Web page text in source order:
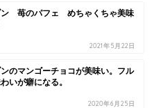
ン 苺のパフェ めちゃくちゃ美味
2021年5月22日
のマンゴーチョコが美味い。フル
いが癖になる。
2020年6月25日